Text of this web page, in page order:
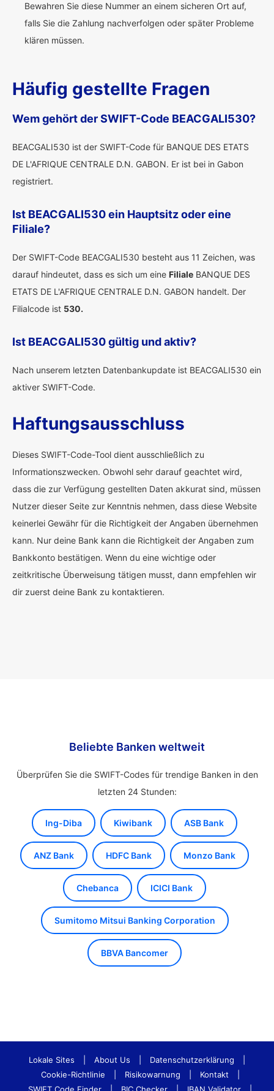
Bewahren Sie diese Nummer an einem sicheren Ort auf,
falls Sie die Zahlung nachverfolgen oder später Probleme
klären müssen.
Häufig gestellte Fragen
Wem gehört der SWIFT-Code BEACGALI530?
BEACGALI530 ist der SWIFT-Code für BANQUE DES ETATS
DE L'AFRIQUE CENTRALE D.N. GABON. Er ist bei in Gabon
registriert.
Ist BEACGALI530 ein Hauptsitz oder eine
Filiale?
Der SWIFT-Code BEACGALI530 besteht aus 11 Zeichen, was
darauf hindeutet, dass es sich um eine Filiale BANQUE DES
ETATS DE L'AFRIQUE CENTRALE D.N. GABON handelt. Der
Filialcode ist 530.
Ist BEACGALI530 gültig und aktiv?
Nach unserem letzten Datenbankupdate ist BEACGALI530 ein
aktiver SWIFT-Code.
Haftungsausschluss
Dieses SWIFT-Code-Tool dient ausschließlich zu
Informationszwecken. Obwohl sehr darauf geachtet wird,
dass die zur Verfügung gestellten Daten akkurat sind, müssen
Nutzer dieser Seite zur Kenntnis nehmen, dass diese Website
keinerlei Gewähr für die Richtigkeit der Angaben übernehmen
kann. Nur deine Bank kann die Richtigkeit der Angaben zum
Bankkonto bestätigen. Wenn du eine wichtige oder
zeitkritische Überweisung tätigen musst, dann empfehlen wir
dir zuerst deine Bank zu kontaktieren.
Beliebte Banken weltweit
Überprüfen Sie die SWIFT-Codes für trendige Banken in den
letzten 24 Stunden:
Ing-Diba Kiwibank ASB Bank
ANZ Bank HDFC Bank Monzo Bank
Chebanca ICICI Bank
Sumitomo Mitsui Banking Corporation
BBVA Bancomer
Lokale Sites About Us Datenschutzerklärung
Cookie-Richtlinie
Risikowarnung Kontakt